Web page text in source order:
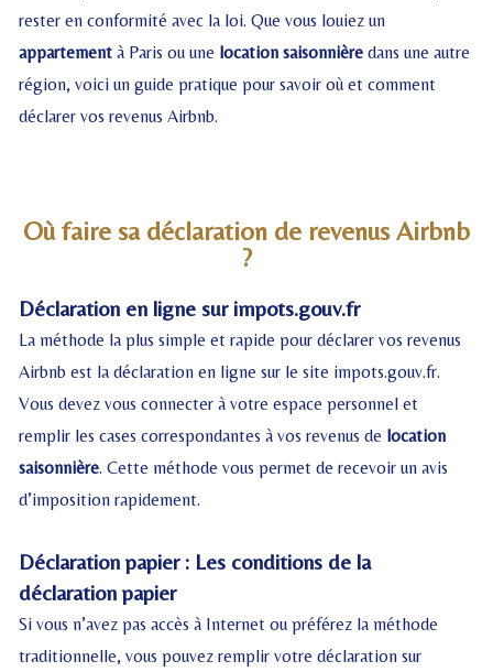
rester en conformité avec la loi. Que vous louiez un
appartement à Paris ou une location saisonnière dans une autre
région, voici un guide pratique pour savoir où et comment
déclarer vos revenus Airbnb.
Où faire sa déclaration de revenus Airbnb
?
Déclaration en ligne sur impots.gouv.fr
La méthode la plus simple et rapide pour déclarer vos revenus
Airbnb est la déclaration en ligne sur le site impots.gouv.fr.
Vous devez vous connecter à votre espace personnel et
remplir les cases correspondantes à vos revenus de location
saisonnière. Cette méthode vous permet de recevoir un avis
d’imposition rapidement.
Déclaration papier : Les conditions de la
déclaration papier
Si vous n’avez pas accès à Internet ou préférez la méthode
traditionnelle, vous pouvez remplir votre déclaration sur